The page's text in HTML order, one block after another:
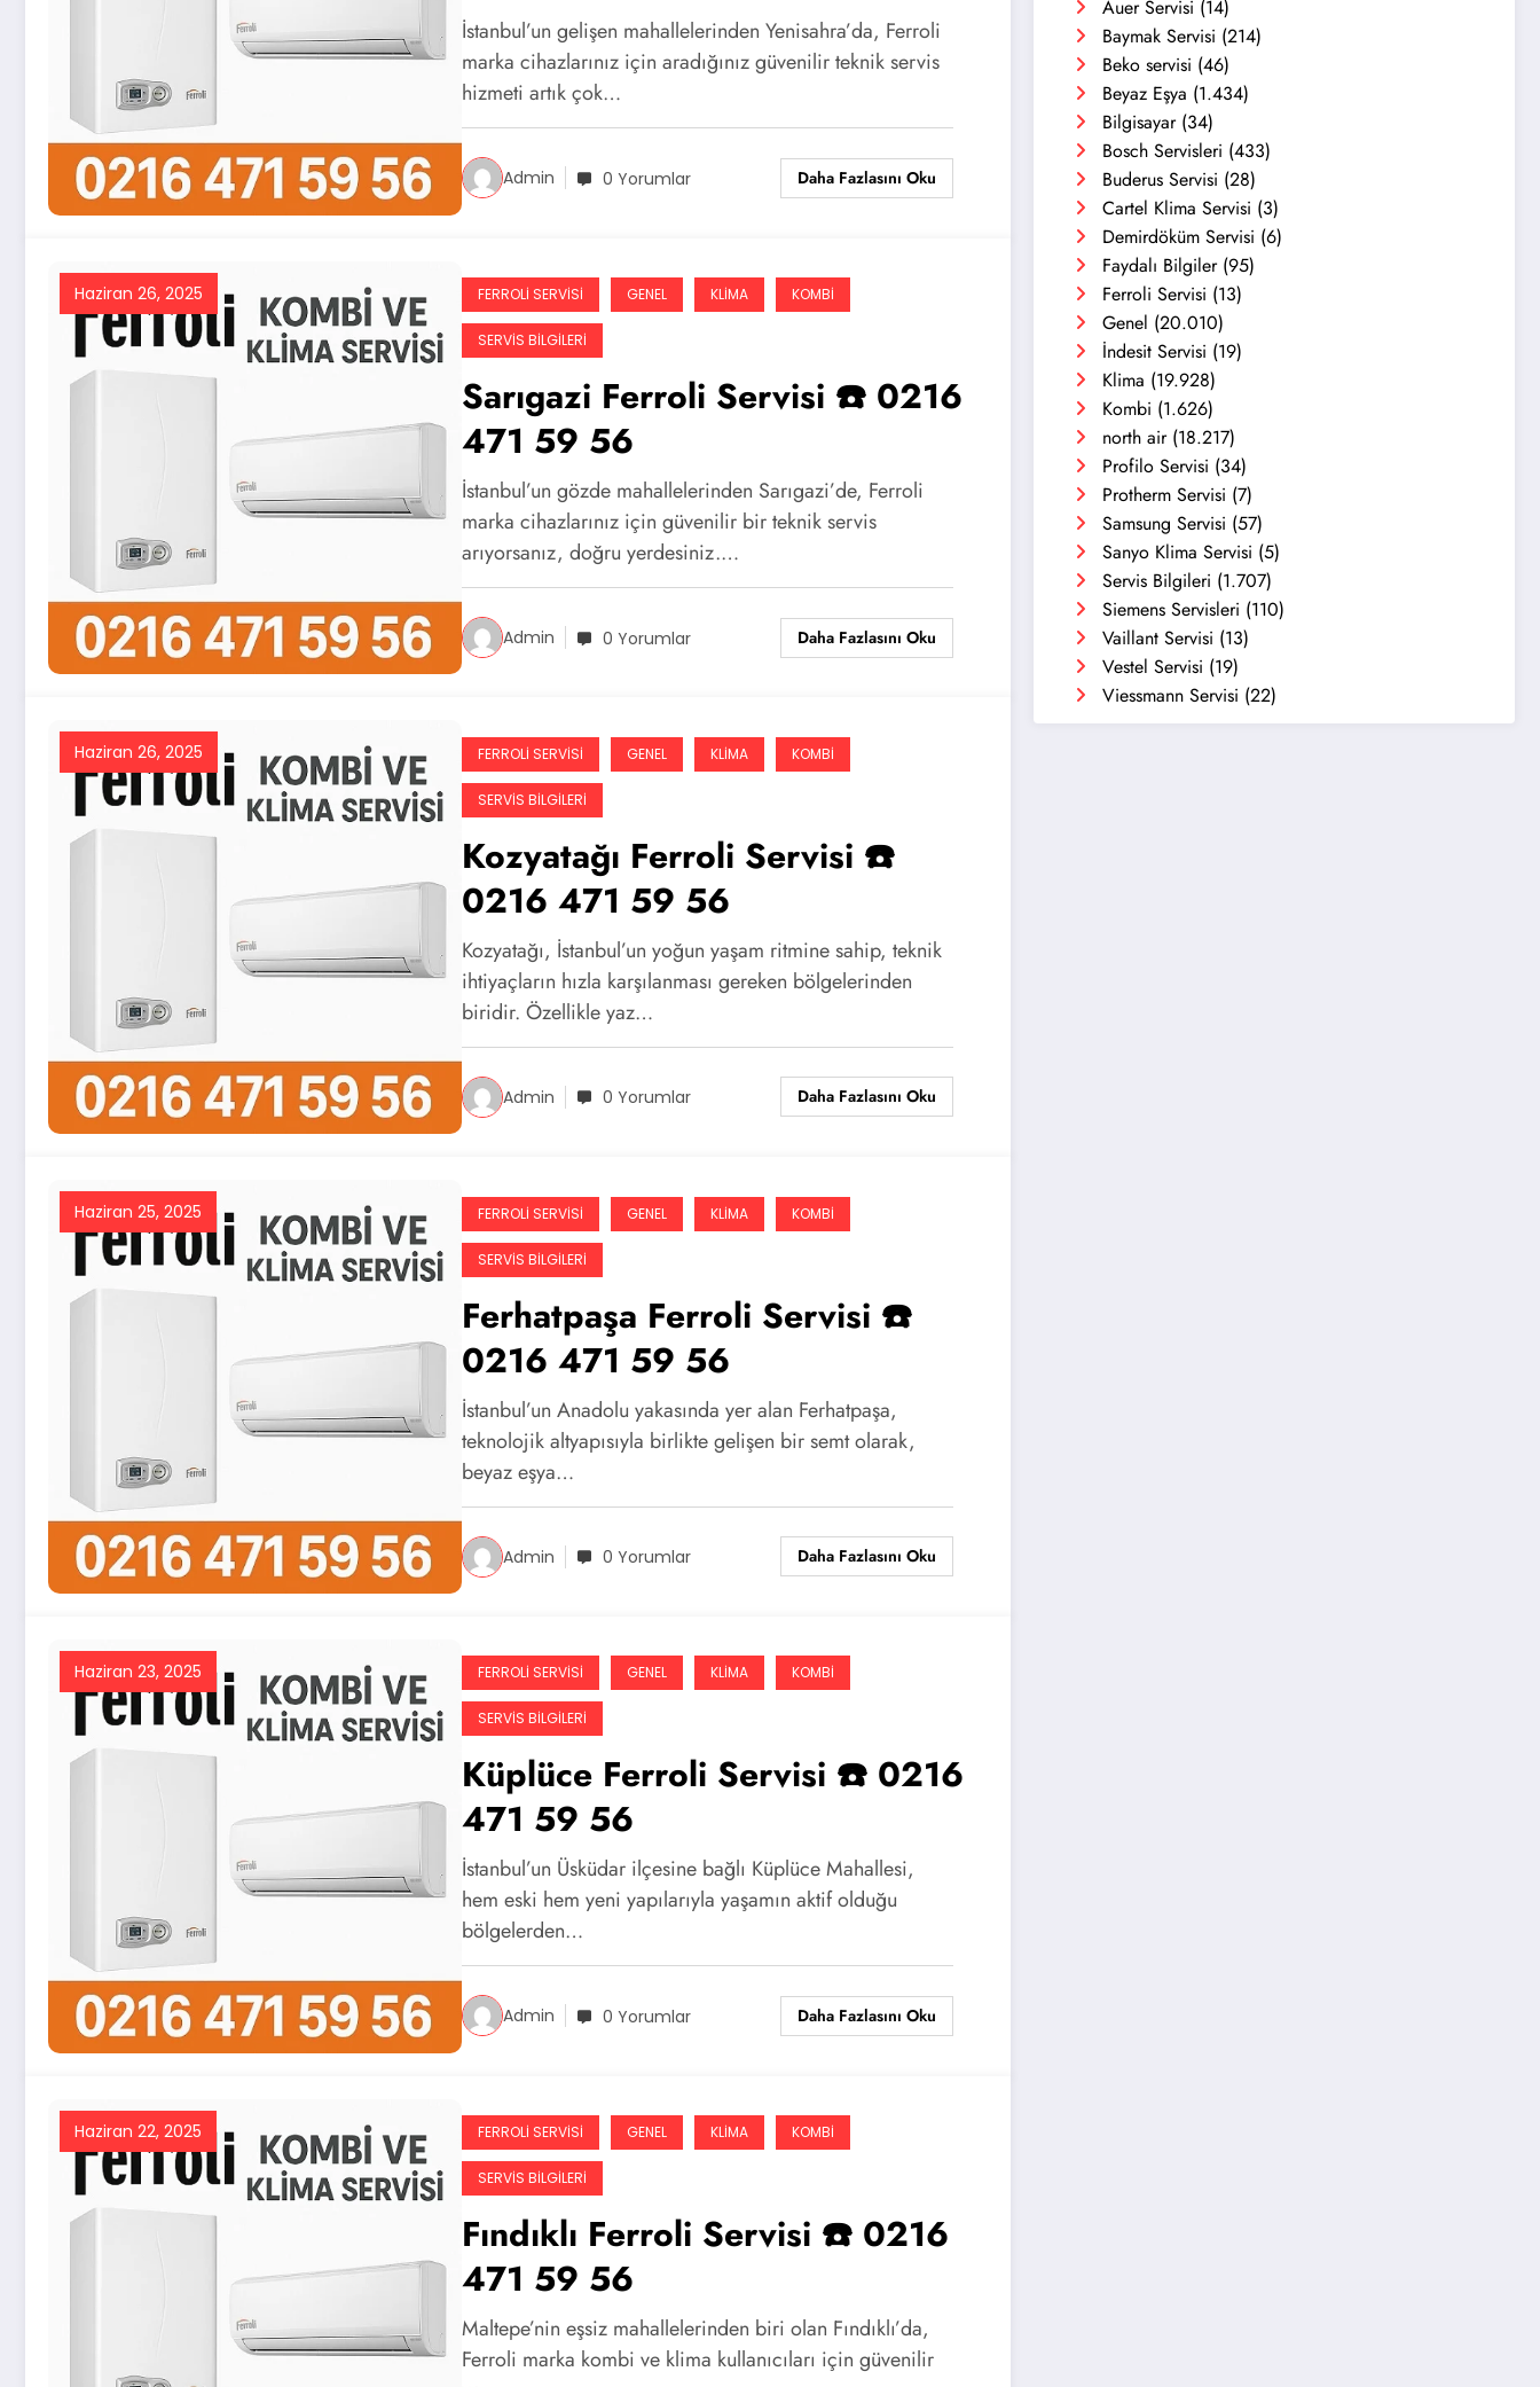
İstanbul’un gelişen mahallelerinden Yenisahra’da, Ferroli
marka cihazlarınız için aradığınız güvenilir teknik servis
hizmeti artık çok…
Admin 0 Yorumlar Daha Fazlasını Oku
Haziran 26, 2025 FERROLI SERVISI GENEL KLIMA KOMBI
SERVIS BILGILERI
Sarıgazi Ferroli Servisi ☎️ 0216
471 59 56
İstanbul’un gözde mahallelerinden Sarıgazi’de, Ferroli
marka cihazlarınız için güvenilir bir teknik servis
arıyorsanız, doğru yerdesiniz.…
Admin 0 Yorumlar Daha Fazlasını Oku
Haziran 26, 2025 FERROLI SERVISI GENEL KLIMA KOMBI
SERVIS BILGILERI
Kozyatağı Ferroli Servisi ☎️
0216 471 59 56
Kozyatağı, İstanbul’un yoğun yaşam ritmine sahip, teknik
ihtiyaçların hızla karşılanması gereken bölgelerinden
biridir. Özellikle yaz…
Admin 0 Yorumlar Daha Fazlasını Oku
Haziran 25, 2025 FERROLI SERVISI GENEL KLIMA KOMBI
SERVIS BILGILERI
Ferhatpaşa Ferroli Servisi ☎️
0216 471 59 56
İstanbul’un Anadolu yakasında yer alan Ferhatpaşa,
teknolojik altyapısıyla birlikte gelişen bir semt olarak,
beyaz eşya…
Admin 0 Yorumlar Daha Fazlasını Oku
Haziran 23, 2025 FERROLI SERVISI GENEL KLIMA KOMBI
SERVIS BILGILERI
Küplüce Ferroli Servisi ☎️ 0216
471 59 56
İstanbul’un Üsküdar ilçesine bağlı Küplüce Mahallesi,
hem eski hem yeni yapılarıyla yaşamın aktif olduğu
bölgelerden…
Admin 0 Yorumlar Daha Fazlasını Oku
Haziran 22, 2025 FERROLI SERVISI GENEL KLIMA KOMBI
SERVIS BILGILERI
Fındıklı Ferroli Servisi ☎️ 0216
471 59 56
Maltepe’nin eşsiz mahallelerinden biri olan Fındıklı’da,
Ferroli marka kombi ve klima kullanıcıları için güvenilir
Auer Servisi (14)
Baymak Servisi (214)
Beko servisi (46)
Beyaz Eşya (1.434)
Bilgisayar(34)
Bosch Servisleri (433)
Buderus Servisi (28)
Cartel Klima Servisi (3)
Demirdöküm Servisi (6)
Faydalı Bilgiler(95)
Ferroli Servisi (13)
Genel (20.010)
İndesit Servisi (19)
Klima (19.928)
Kombi (1.626)
north air(18.217)
Profilo Servisi (34)
Protherm Servisi (7)
Samsung Servisi (57)
Sanyo Klima Servisi (5)
Servis Bilgileri (1.707)
Siemens Servisleri (110)
Vaillant Servisi (13)
Vestel Servisi (19)
Viessmann Servisi (22)